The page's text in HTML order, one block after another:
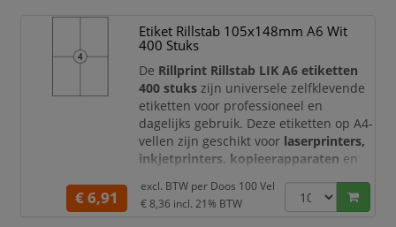
toepassingen.
Dankzij het praktische formaat van
x 74 mmzijn deze etiketten ideaal voor
adresserin
Etiket Rillstab 105x148mm A6 Wit
400 Stuks
De Rillprint Rillstab LIK A6 etiketten
400 stuks zijn universele zelfklevende
etiketten voor professioneel en
dagelijks gebruik. Deze etiketten op A4-
vellen zijn geschikt voor laserprinters,
inkjetprinters, kopieerapparaten en
eenvoudig en flexibel labels kunt
printen voor uiteenlopende
€ 6,91
excl. BTW per Doos 100 Vel
€ 8,36 incl. 21% BTW